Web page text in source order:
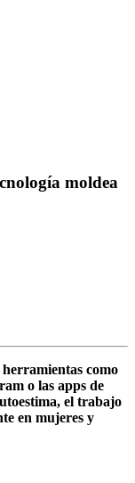
moldea
como
o las apps de
el trabajo
en mujeres y